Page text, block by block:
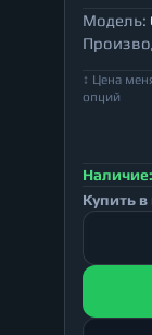
Модель:
↕ Цена
опций
Наличие:
Купить в